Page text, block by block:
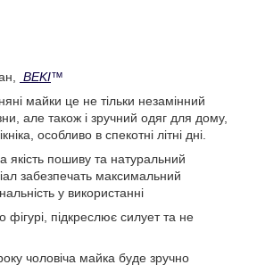
BEKI™
майки це не тільки незамінний
але також і зручний одяг для дому,
особливо в спекотні літні дні.
якість пошиву та натуральний
забезпечать максимальний
у використанні
фігурі, підкреслює силует та не
чоловіча майка буде зручно